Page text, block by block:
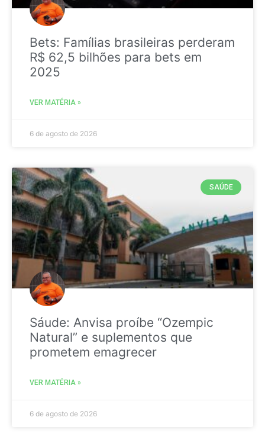
Bets: Famílias brasileiras perderam
R$ 62,5 bilhões para bets em
2025
VER MATÉRIA »
6 de agosto de 2026
SAÚDE
Sáude: Anvisa proíbe “Ozempic
Natural” e suplementos que
prometem emagrecer
VER MATÉRIA »
6 de agosto de 2026